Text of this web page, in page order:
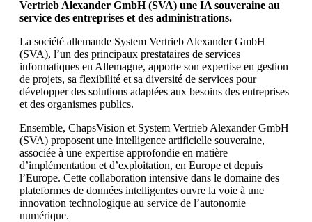
Vertrieb Alexander GmbH (SVA) une IA souveraine au
service des entreprises et des administrations.
La société allemande System Vertrieb Alexander GmbH
(SVA), l’un des principaux prestataires de services
informatiques en Allemagne, apporte son expertise en gestion
de projets, sa flexibilité et sa diversité de services pour
développer des solutions adaptées aux besoins des entreprises
et des organismes publics.
Ensemble, ChapsVision et System Vertrieb Alexander GmbH
(SVA) proposent une intelligence artificielle souveraine,
associée à une expertise approfondie en matière
d’implémentation et d’exploitation, en Europe et depuis
l’Europe. Cette collaboration intensive dans le domaine des
plateformes de données intelligentes ouvre la voie à une
innovation technologique au service de l’autonomie
numérique.